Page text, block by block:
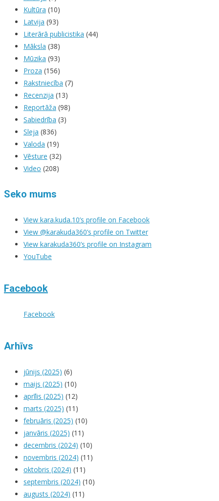
Kultūra (10)
Latvija (93)
Literārā publicistika (44)
Māksla (38)
Mūzika (93)
Proza (156)
Rakstniecība (7)
Recenzija (13)
Reportāža (98)
Sabiedrība (3)
Sleja (836)
Valoda (19)
Vēsture (32)
Video (208)
Seko mums
View kara.kuda.10’s profile on Facebook
View @karakuda360’s profile on Twitter
View karakuda360’s profile on Instagram
YouTube
Facebook
Facebook
Arhīvs
jūnijs (2025) (6)
maijs (2025) (10)
aprīlis (2025) (12)
marts (2025) (11)
februāris (2025) (10)
janvāris (2025) (11)
decembris (2024) (10)
novembris (2024) (11)
oktobris (2024) (11)
septembris (2024) (10)
augusts (2024) (11)